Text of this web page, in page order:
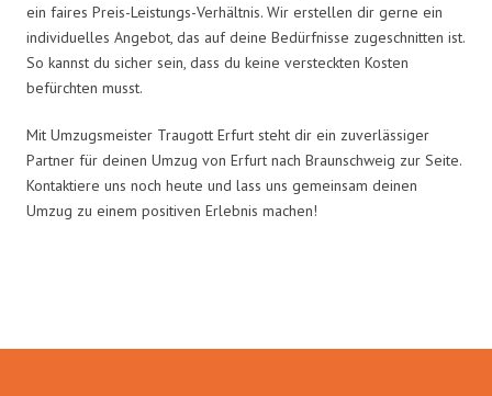
ein faires Preis-Leistungs-Verhältnis. Wir erstellen dir gerne ein
individuelles Angebot, das auf deine Bedürfnisse zugeschnitten ist.
So kannst du sicher sein, dass du keine versteckten Kosten
befürchten musst.
Mit Umzugsmeister Traugott Erfurt steht dir ein zuverlässiger
Partner für deinen Umzug von Erfurt nach Braunschweig zur Seite.
Kontaktiere uns noch heute und lass uns gemeinsam deinen
Umzug zu einem positiven Erlebnis machen!